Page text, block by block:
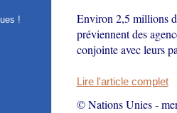
!
Environ 2,5 millions
préviennent des
conjointe avec leurs
Lire l'article complet
© Nations Unies-